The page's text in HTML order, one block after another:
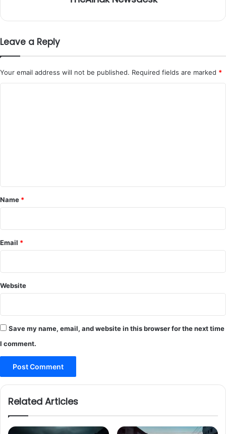
Leave a Reply
Your email address will not be published. Required fields are marked *
*
Name *
Email *
Website
Save my name, email, and website in this browser for the next time
I comment.
Related Articles